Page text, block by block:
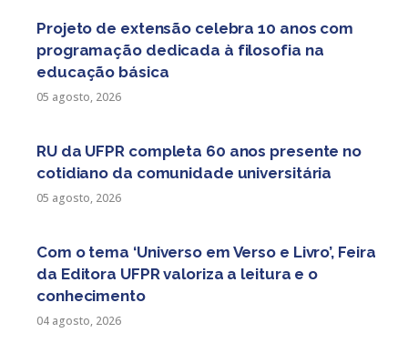
Projeto de extensão celebra 10 anos com
programação dedicada à filosofia na
educação básica
05 agosto, 2026
RU da UFPR completa 60 anos presente no
cotidiano da comunidade universitária
05 agosto, 2026
Com o tema ‘Universo em Verso e Livro’, Feira
da Editora UFPR valoriza a leitura e o
conhecimento
04 agosto, 2026